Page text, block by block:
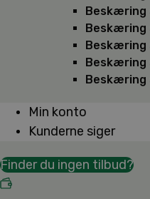
Beskæring
Beskæring
Beskæring
Beskæring
Beskæring
Min konto
Kunderne siger
Finder du ingen tilbud?